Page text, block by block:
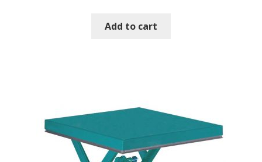
Add to cart